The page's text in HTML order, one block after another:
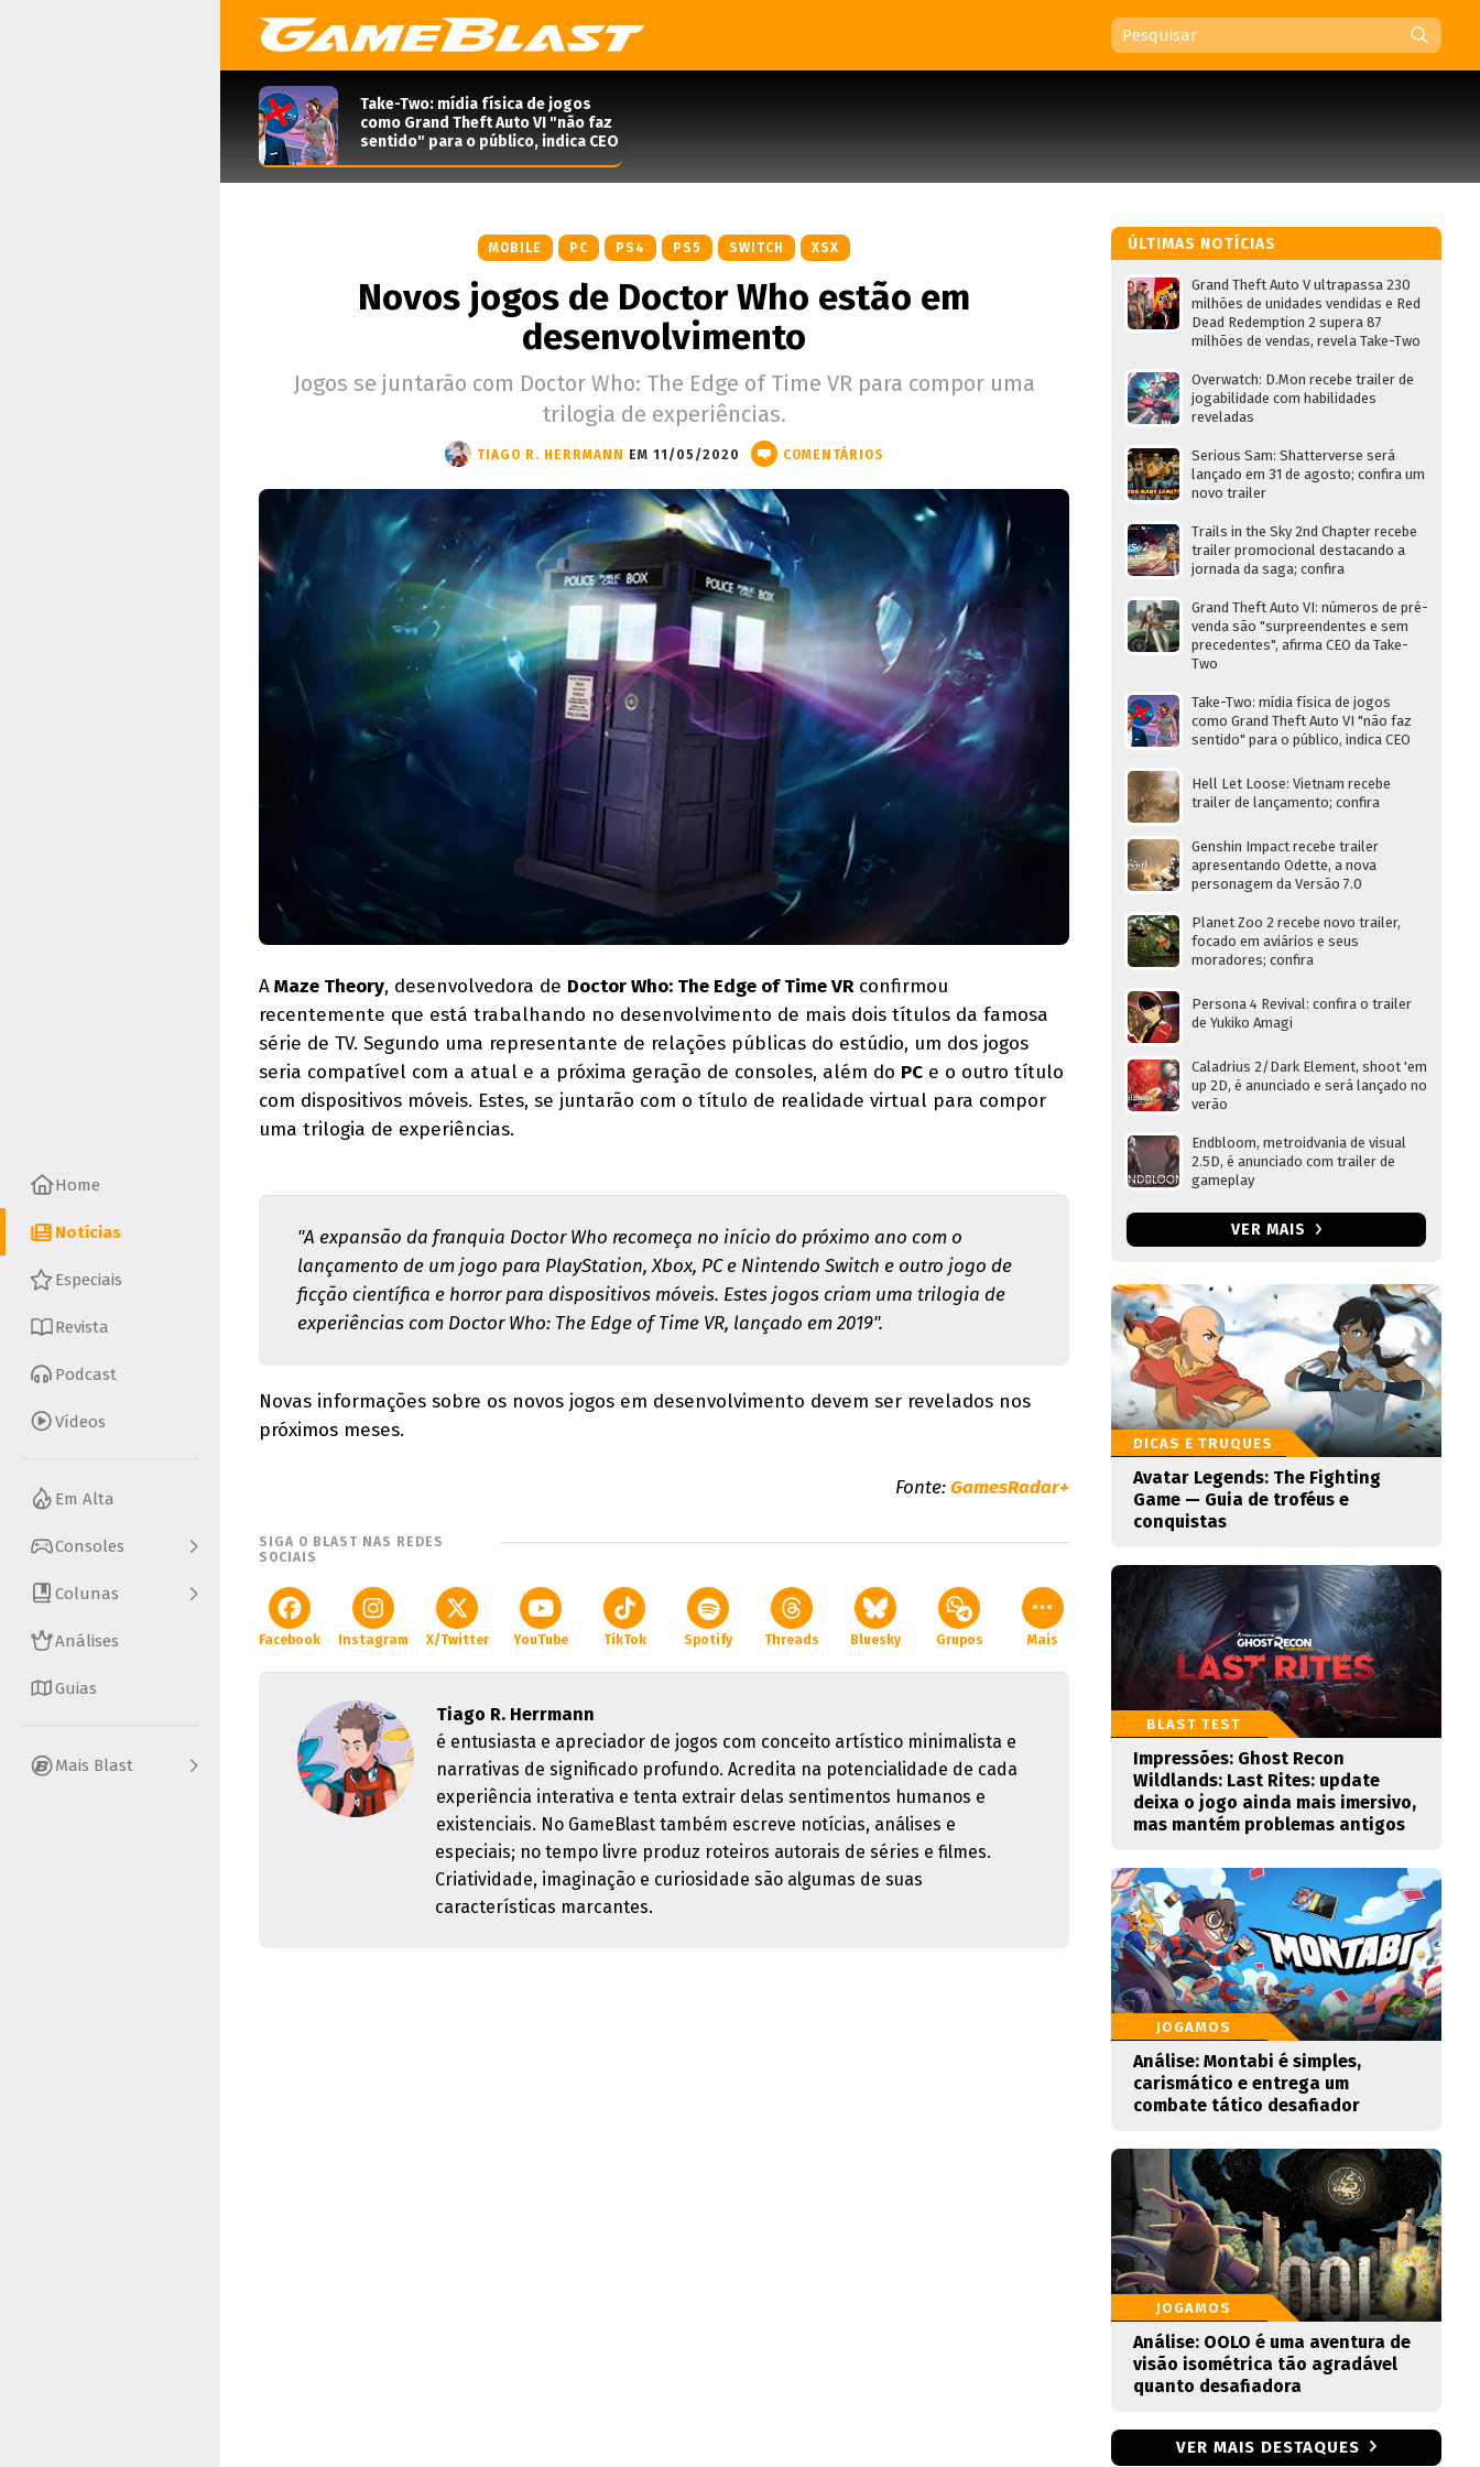
Home
Notícias
Especiais
Revista
Podcast
Vídeos
Em Alta
Consoles
Colunas
Análises
Guias
Mais Blast
Take-Two: mídia física de jogos
como Grand Theft Auto VI "não faz
sentido" para o público, indica CEO
MOBILE PC PS4 PS5 SWITCH XSX
Novos jogos de Doctor Who estão em
desenvolvimento
Jogos se juntarão com Doctor Who: The Edge of Time VR para compor uma
trilogia de experiências.
TIAGO R. HERRMANN EM 11/05/2020 COMENTÁRIOS
AMaze Theory, desenvolvedora de Doctor Who: The Edge of Time VRconfirmou
recentemente que está trabalhando no desenvolvimento de mais dois títulos da famosa
série de TV. Segundo uma representante de relações públicas do estúdio, um dos jogos
seria compatível com a atual e a próxima geração de consoles, além do PC e o outro título
com dispositivos móveis. Estes, se juntarão com o título de realidade virtual para compor
uma trilogia de experiências.
"A expansão da franquia Doctor Who recomeça no início do próximo ano com o
lançamento de um jogo para PlayStation, Xbox, PC e Nintendo Switch e outro jogo de
ficção científica e horror para dispositivos móveis. Estes jogos criam uma trilogia de
experiências com Doctor Who: The Edge of Time VR, lançado em 2019".
Novas informações sobre os novos jogos em desenvolvimento devem ser revelados nos
próximos meses.
Fonte:GamesRadar+
SIGA O BLAST NAS REDES
SOCIAIS
Facebook Instagram X/Twitter YouTube TikTok Spotify Threads Bluesky Grupos Mais
Tiago R. Herrmann
é entusiasta e apreciador de jogos com conceito artístico minimalista e
narrativas de significado profundo. Acredita na potencialidade de cada
experiência interativa e tenta extrair delas sentimentos humanos e
existenciais. No GameBlast também escreve notícias, análises e
especiais; no tempo livre produz roteiros autorais de séries e filmes.
Criatividade, imaginação e curiosidade são algumas de suas
características marcantes.
ÚLTIMAS NOTÍCIAS
Grand Theft Auto V ultrapassa 230
milhões de unidades vendidas e Red
Dead Redemption 2 supera 87
milhões de vendas, revela Take-Two
Overwatch: D.Mon recebe trailer de
jogabilidade com habilidades
reveladas
Serious Sam: Shatterverse será
lançado em 31 de agosto; confira um
novo trailer
Trails in the Sky 2nd Chapter recebe
trailer promocional destacando a
jornada da saga; confira
Grand Theft Auto VI: números de pré-
venda são "surpreendentes e sem
precedentes", afirma CEO da Take-
Two
Take-Two: mídia física de jogos
como Grand Theft Auto VI "não faz
sentido" para o público, indica CEO
Hell Let Loose: Vietnam recebe
trailer de lançamento; confira
Genshin Impact recebe trailer
apresentando Odette, a nova
personagem da Versão 7.0
Planet Zoo 2 recebe novo trailer,
focado em aviários e seus
moradores; confira
Persona 4 Revival: confira o trailer
de Yukiko Amagi
Caladrius 2/Dark Element, shoot 'em
up 2D, é anunciado e será lançado no
verão
Endbloom, metroidvania de visual
2.5D, é anunciado com trailer de
gameplay
VER MAIS
DICAS E TRUQUES
Avatar Legends: The Fighting
Game — Guia de troféus e
conquistas
BLAST TEST
Impressões: Ghost Recon
Wildlands: Last Rites: update
deixa o jogo ainda mais imersivo,
mas mantém problemas antigos
JOGAMOS
Análise: Montabi é simples,
carismático e entrega um
combate tático desafiador
JOGAMOS
Análise: OOLO é uma aventura de
visão isométrica tão agradável
quanto desafiadora
VER MAIS DESTAQUES